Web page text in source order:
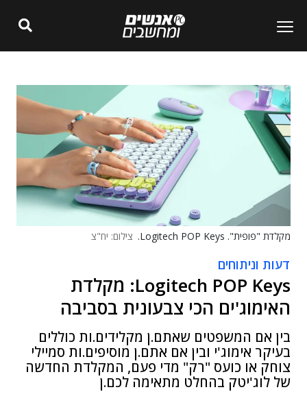
מקלדת "פופית". Logitech POP Keys. צילום: יח"צ
דעות וניתוחים
Logitech POP Keys: מקלדת
האימוג'ים הכי צבעונית בסביבה
בין אם המשפטים שאתם.ן מקלידים.ות כוללים
בעיקר אימוג'י ובין אם אתם.ן מוסיפים.ות סמיילי
צוחק או כועס "רק" מדי פעם, המקלדת החדשה
של לוג'יטק בהחלט מתאימה לכם.ן